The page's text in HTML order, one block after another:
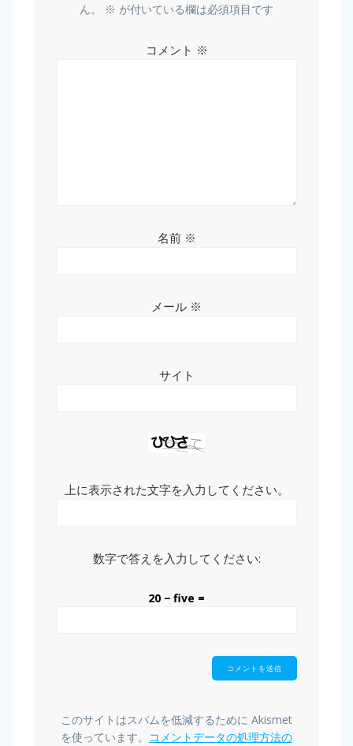
ん。
※ が付いている欄は必須項目です
コメント ※
名前 ※
メール ※
サイト
上に表示された文字を入力してください。
数字で答えを入力してください:
20 − five =
このサイトはスパムを低減するために Akismet
を使っています。 コメントデータの処理方法の